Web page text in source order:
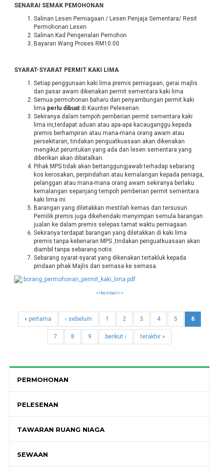
SENARAI SEMAK PEMOHONAN
Salinan Lesen Perniagaan / Lesen Penjaja Sementara/ Resit
Permohonan Lesen
Salinan Kad Pengenalan Pemohon
Bayaran Wang Proses RM10.00
SYARAT-SYARAT PERMIT KAKI LIMA
Setiap penggunaan kaki lima premis perniagaan, gerai majlis
dan pasar awam dikenakan permit sementara kaki lima.
Semua permohonan baharu dan penyambungan permit kaki
lima perlu dibuat di Kaunter Pelesenan.
Sekiranya dalam tempoh pemberian permit sementara kaki
lima ini,terdapat aduan atau apa-apa kacauganggu kepada
premis berhampiran atau mana-mana orang awam atau
persekitaran, tindakan penguatkuasaan akan dikenakan
mengikut peruntukan yang ada dan lesen sementara yang
diberikan akan dibatalkan.
Pihak MPS tidak akan bertanggungjawab terhadap sebarang
kos kerosakan, perpindahan atau kemalangan kepada peniaga,
pelanggan atau mana-mana orang awam sekiranya berlaku
kemalangan sepanjang tempoh pemberian permit sementara
kaki lima ini.
Barangan yang diletakkan mestilah kemas dan tersusun.
Pemilik premis juga dikehendaki menyimpan semula barangan
jualan ke dalam premis selepas tamat waktu perniagaan.
Sekiranya terdapat barangan yang diletakkan di kaki lima
premis tanpa kebenaran MPS ,tindakan penguatkuasaan akan
diambil tanpa sebarang notis.
Sebarang syarat-syarat yang dikenakan tertakluk kepada
pindaan pihak Majlis dari semasa ke semasa.
borang_permohonan_permit_kaki_lima.pdf
<<kembali>>
« pertama ‹ sebelum 1 2 3 4 5 6
7 8 9 berikut › terakhir »
PERMOHONAN
PELESENAN
TAWARAN RUANG NIAGA
SEWAAN